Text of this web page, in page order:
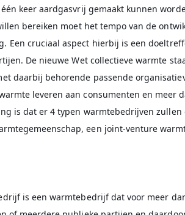
keer aardgasvrij gemaakt kunnen
bereiken moet het tempo van de
Een cruciaal aspect hierbij is een
De nieuwe Wet collectieve warmte
daarbij behorende passende
leveren aan consumenten en meer
is dat er 4 typen warmtebedrijven
een joint-venture
is een warmtebedrijf dat voor meer